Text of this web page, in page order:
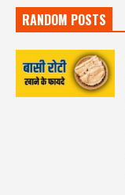
RANDOM POSTS